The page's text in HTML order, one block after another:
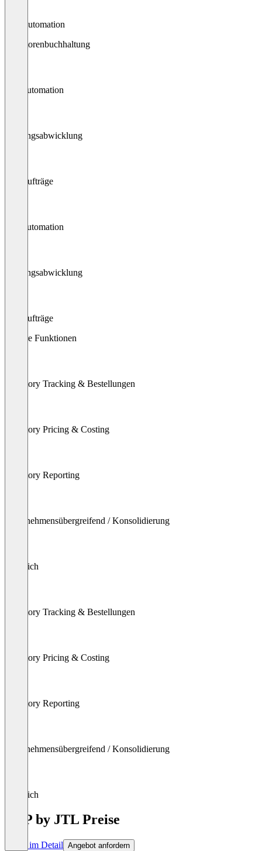
AR-Automation
Kreditorenbuchhaltung
AP-Automation
Zahlungsabwicklung
Kaufaufträge
AP-Automation
Zahlungsabwicklung
Kaufaufträge
Andere Funktionen
Inventory Tracking & Bestellungen
Inventory Pricing & Costing
Inventory Reporting
Unternehmensübergreifend / Konsolidierung
Abgleich
Inventory Tracking & Bestellungen
Inventory Pricing & Costing
Inventory Reporting
Unternehmensübergreifend / Konsolidierung
Abgleich
ERP by JTL Preise
Preise im Detail Angebot anfordern